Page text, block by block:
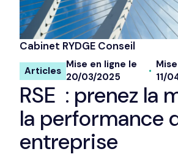
Cabinet RYDGE Conseil
Articles
Mise en ligne le
20/03/2025
11/
RSE : prenez la
la performance
entreprise